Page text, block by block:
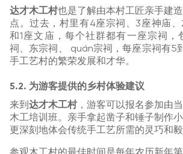
达才木工村也是了解由本村工匠亲手建
点。过去，村里有4座宗祠、3座神庙
和1座文庙，每个社群都有一座宗祠，
祠、东宗祠、 quán宗祠，每座宗祠有5
手工艺村的繁荣发展和才华。
5.2. 为游客提供的乡村体验建议
来到 达才木工村，游客可以报名参加由
木工培训班。亲手拿起凿子和锤子制作
更深刻地体会传统手工艺所需的灵巧和毅